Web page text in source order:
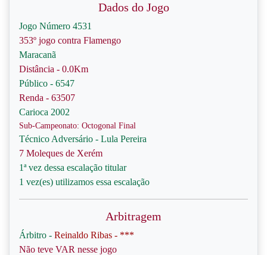
Dados do Jogo
Jogo Número 4531
353º jogo contra Flamengo
Maracanã
Distância - 0.0Km
Público - 6547
Renda - 63507
Carioca 2002
Sub-Campeonato: Octogonal Final
Técnico Adversário - Lula Pereira
7 Moleques de Xerém
1ª vez dessa escalação titular
1 vez(es) utilizamos essa escalação
Arbitragem
Árbitro - Reinaldo Ribas - ***
Não teve VAR nesse jogo